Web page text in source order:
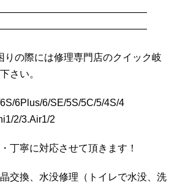
りの際には修理専門店のクイック岐
さい。
6Plus/6/SE/5S/5C/5/4S/4
2/3.Air1/2
丁寧に対応させて頂きます！
交換、水没修理（トイレで水没、洗